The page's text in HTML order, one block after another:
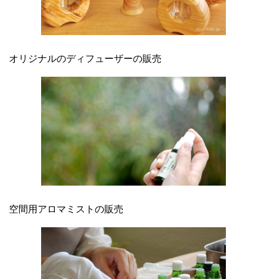
オリジナルのディフューザーの販売
空間用アロマミストの販売